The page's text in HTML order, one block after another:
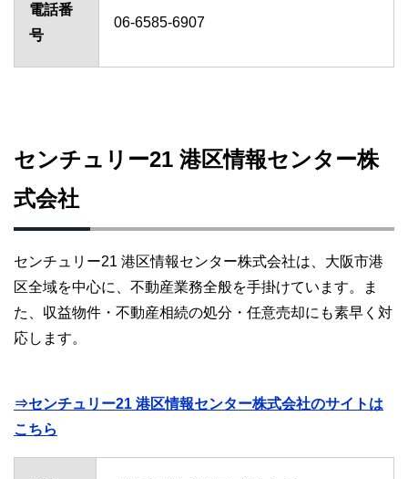
電話番
号
06-6585-6907
センチュリー21 港区情報センター株
式会社
センチュリー21 港区情報センター株式会社は、大阪市港
区全域を中心に、不動産業務全般を手掛けています。ま
た、収益物件・不動産相続の処分・任意売却にも素早く対
応します。
⇒センチュリー21 港区情報センター株式会社のサイトは
こちら